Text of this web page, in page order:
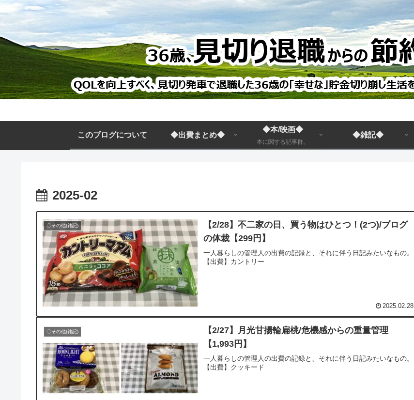
このブログについて ◆出費まとめ◆
◆本/映画◆
本に関する記事群。
◆雑記◆
2025-02
〇その他(雑記)
【2/28】不二家の日、買う物はひとつ！(2つ)/ブログ
の体裁【299円】
一人暮らしの管理人の出費の記録と、それに伴う日記みたいなもの。
【出費】カントリー
2025.02.28
〇その他(雑記)
【2/27】月光甘揚輪扁桃/危機感からの重量管理
【1,993円】
一人暮らしの管理人の出費の記録と、それに伴う日記みたいなもの。
【出費】クッキード